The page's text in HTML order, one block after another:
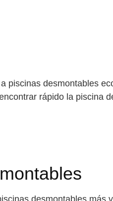
piscinas desmontables
rápido la piscina
desmontables más